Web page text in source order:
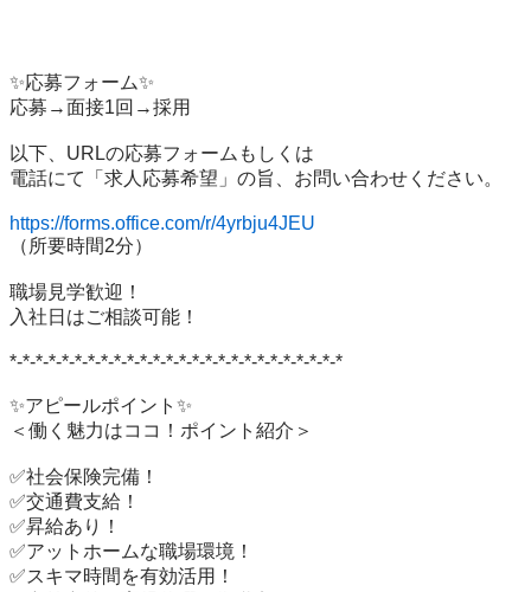
✨応募フォーム✨
応募→面接1回→採用
以下、URLの応募フォームもしくは
電話にて「求人応募希望」の旨、お問い合わせください。
https://forms.office.com/r/4yrbju4JEU
（所要時間2分）
職場見学歓迎！
入社日はご相談可能！
*-*-*-*-*-*-*-*-*-*-*-*-*-*-*-*-*-*-*-*-*-*-*-*-*-*
✨アピールポイント✨
＜働く魅力はココ！ポイント紹介＞
✅社会保険完備！
✅交通費支給！
✅昇給あり！
✅アットホームな職場環境！
✅スキマ時間を有効活用！